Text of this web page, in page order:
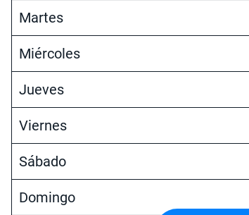
Martes
Miércoles
Jueves
Viernes
Sábado
Domingo